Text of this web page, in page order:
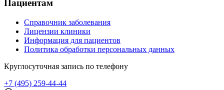
Пациентам
Справочник заболевания
Лицензии клиники
Информация для пациентов
Политика обработки персональных данных
Круглосуточная запись по телефону
+7 (495) 259-44-44